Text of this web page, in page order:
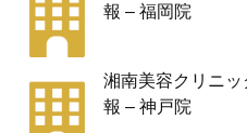
報 – 福岡院
湘南美容クリニ
報 – 神戸院